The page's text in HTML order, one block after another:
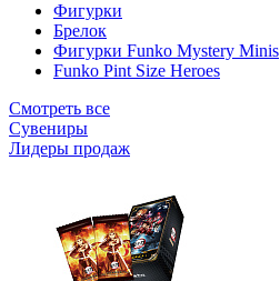
Фигурки
Брелок
Фигурки Funko Mystery Minis
Funko Pint Size Heroes
Смотреть все
Сувениры
Лидеры продаж